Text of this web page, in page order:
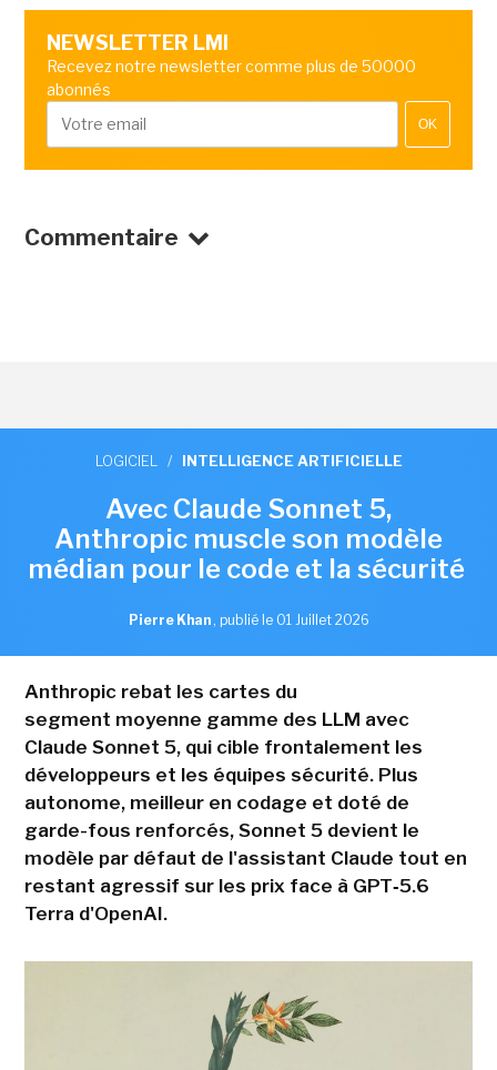
NEWSLETTER LMI
Recevez notre newsletter comme plus de 50000
abonnés
OK
Commentaire
LOGICIEL / INTELLIGENCE ARTIFICIELLE
Avec Claude Sonnet 5,
Anthropic muscle son modèle
médian pour le code et la sécurité
Pierre Khan , publié le 01 Juillet 2026
Anthropic rebat les cartes du
segment moyenne gamme des LLM avec
Claude Sonnet 5, qui cible frontalement les
développeurs et les équipes sécurité. Plus
autonome, meilleur en codage et doté de
garde-fous renforcés, Sonnet 5 devient le
modèle par défaut de l'assistant Claude tout en
restant agressif sur les prix face à GPT‑5.6
Terra d'OpenAI.